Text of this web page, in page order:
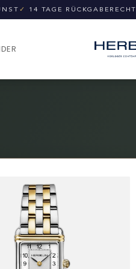
✓ 14 TAGE RÜCKGABERECHT